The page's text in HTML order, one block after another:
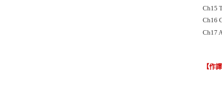
Ch15
Ch16
Ch17
【作